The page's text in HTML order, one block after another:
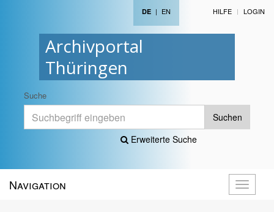
Archivportal
Thüringen
DE | EN HILFE LOGIN
Suche
Suchen
Erweiterte Suche
öffnen
Navigation